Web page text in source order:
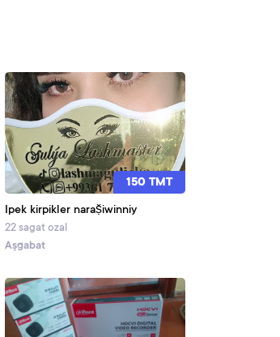
150 TMT
Ipek kirpikler naraṣ̌iwinniy
22 sagat ozal
Aşgabat